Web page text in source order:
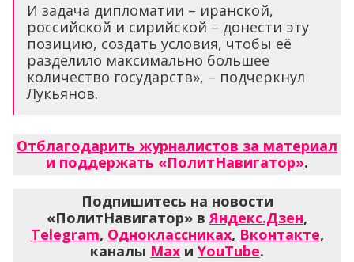
И задача дипломатии – иранской,
российской и сирийской – донести эту
позицию, создать условия, чтобы её
разделило максимально большее
количество государств», – подчеркнул
Лукьянов.
Отблагодарить журналистов за материал
и поддержать «ПолитНавигатор».
Подпишитесь на новости
«ПолитНавигатор» вЯндекс.Дзен,
Telegram, Одноклассниках, Вконтакте,
каналы Max и YouTube.